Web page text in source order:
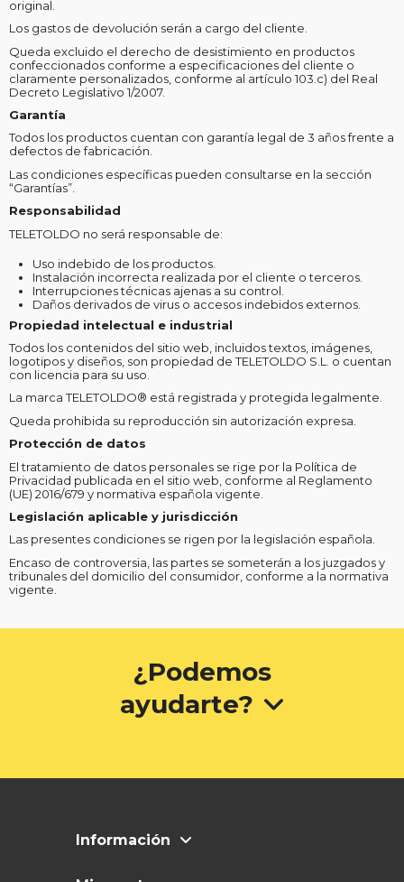
original.
Los gastos de devolución serán a cargo del cliente.
Queda excluido el derecho de desistimiento en productos
confeccionados conforme a especificaciones del cliente o
claramente personalizados, conforme al artículo 103.c) del Real
Decreto Legislativo 1/2007.
Garantía
Todos los productos cuentan con garantía legal de 3 años frente a
defectos de fabricación.
Las condiciones específicas pueden consultarse en la sección
“Garantías”.
Responsabilidad
TELETOLDO no será responsable de:
Uso indebido de los productos.
Instalación incorrecta realizada por el cliente o terceros.
Interrupciones técnicas ajenas a su control.
Daños derivados de virus o accesos indebidos externos.
Propiedad intelectual e industrial
Todos los contenidos del sitio web, incluidos textos, imágenes,
logotipos y diseños, son propiedad de TELETOLDO S.L. o cuentan
con licencia para su uso.
La marca TELETOLDO® está registrada y protegida legalmente.
Queda prohibida su reproducción sin autorización expresa.
Protección de datos
El tratamiento de datos personales se rige por la Política de
Privacidad publicada en el sitio web, conforme al Reglamento
(UE) 2016/679 y normativa española vigente.
Legislación aplicable y jurisdicción
Las presentes condiciones se rigen por la legislación española.
Encaso de controversia, las partes se someterán a los juzgados y
tribunales del domicilio del consumidor, conforme a la normativa
vigente.
¿Podemos
ayudarte?
Información